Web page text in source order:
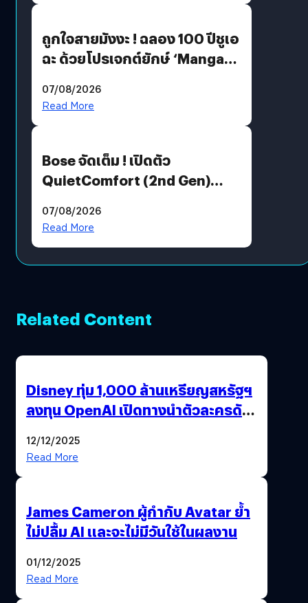
ถูกใจสายมังงะ ! ฉลอง 100 ปีชูเอ
ฉะ ด้วยโปรเจกต์ยักษ์ ‘Manga
มีภาษาไทยด้วย
07/08/2026
Read More
Bose จัดเต็ม ! เปิดตัว
QuietComfort (2nd Gen)
07/08/2026
Read More
Related Content
Disney ทุ่ม 1,000 ล้านเหรียญสหรัฐฯ
ลงทุน OpenAI เปิดทางนำตัวละครดัง
12/12/2025
Read More
James Cameron ผู้กำกับ Avatar ย้ำ
ไม่ปลื้ม AI และจะไม่มีวันใช้ในผลงาน
01/12/2025
Read More